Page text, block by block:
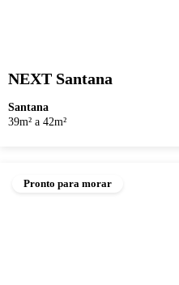
NEXT Santana
Santana
39m² a 42m²
Pronto para morar